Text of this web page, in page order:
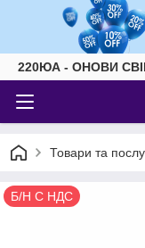
220ЮА - ОНОВИ
Товари та
Б/Н С НДС